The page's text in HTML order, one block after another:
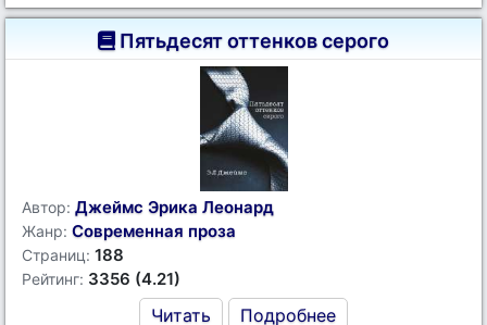
Пятьдесят оттенков серого
Автор: Джеймс Эрика Леонард
Жанр: Современная проза
Страниц: 188
Рейтинг: 3356 (4.21)
Читать Подробнее